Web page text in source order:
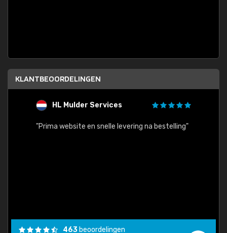
KLANTBEOORDELINGEN
HL Mulder Services
"Prima website en snelle levering na bestelling"
463 beoordelingen